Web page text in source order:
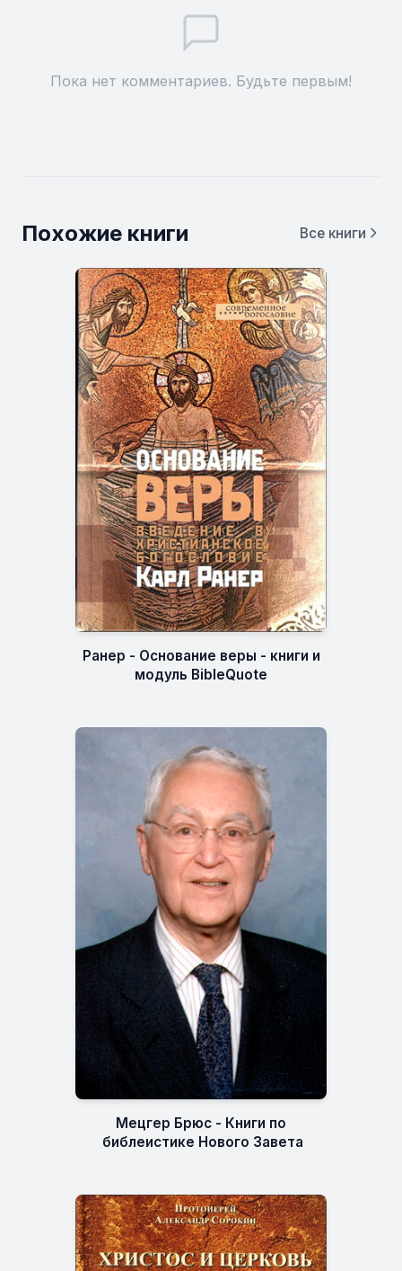
Пока нет комментариев. Будьте первым!
Похожие книги Все книги
Ранер - Основание веры - книги и
модуль BibleQuote
Мецгер Брюс - Книги по
библеистике Нового Завета